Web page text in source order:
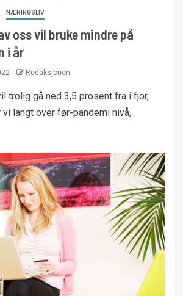
NÆRINGSLIV
oss vil bruke mindre på
i år
Redaksjonen
trolig gå ned 3,5 prosent fra i fjor,
langt over før-pandemi nivå,